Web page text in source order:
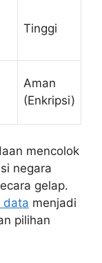
Tinggi
Aman
(Enkripsi)
mencolok
negara
gelap.
data menjadi
pilihan